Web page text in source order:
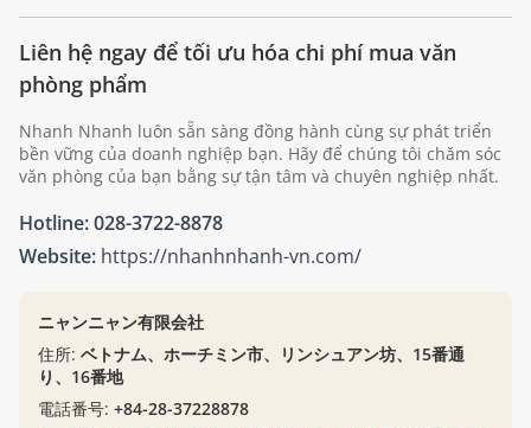
Liên hệ ngay để tối ưu hóa chi phí mua văn
phòng phẩm
Nhanh Nhanh luôn sẵn sàng đồng hành cùng sự phát triển
bền vững của doanh nghiệp bạn. Hãy để chúng tôi chăm sóc
văn phòng của bạn bằng sự tận tâm và chuyên nghiệp nhất.
Hotline:028-3722-8878
Website: https://nhanhnhanh-vn.com/
ニャンニャン有限会社
住所: ベトナム、ホーチミン市、リンシュアン坊、15番通
り、16番地
電話番号: +84-28-37228878